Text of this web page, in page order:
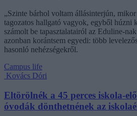
„Szinte bárhol voltam állásinterjún,
tagozatos hallgató vagyok, egyből húzni
számolt be tapasztalatairól az Eduline-
azonban korántsem egyedi: több
hasonló nehézségekről.
Campus life
Kovács Dóri
Eltörölnék a 45 perces iskola-
óvodák dönthetnének az